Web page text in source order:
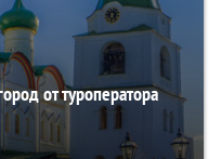
от туроператора